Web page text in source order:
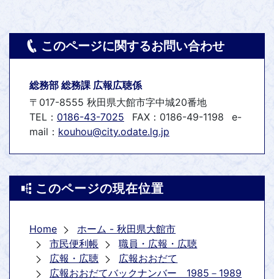
このページに関するお問い合わせ
総務部 総務課 広報広聴係
〒017-8555 秋田県大館市字中城20番地
TEL： 0186-43-7025 FAX：0186-49-1198
e-
mail： kouhou@city.odate.lg.jp
このページの現在位置
Home
ホーム - 秋田県大館市
市民便利帳
職員・広報・広聴
広報・広聴
広報おおだて
広報おおだてバックナンバー 1985－1989